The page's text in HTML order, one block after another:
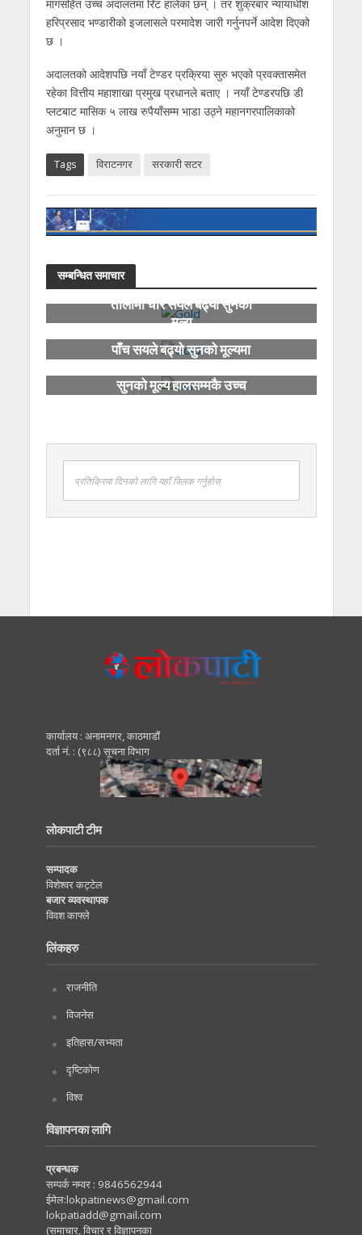
मागसहित उच्च अदालतमा रिट हालेका छन् । तर शुक्रबार न्यायाधीश
हरिप्रसाद भण्डारीको इजलासले परमादेश जारी गर्नुनपर्ने आदेश दिएको
छ ।
अदालतको आदेशपछि नयाँ टेण्डर प्रक्रिया सुरु भएको प्रवक्तासमेत
रहेका वित्तीय महाशाखा प्रमुख प्रधानले बताए । नयाँ टेण्डरपछि डी
प्लटबाट मासिक ५ लाख रुपैयाँसम्म भाडा उठ्ने महानगरपालिकाको
अनुमान छ ।
Tags विराटनगर सरकारी सटर
सम्बन्धित समाचार
तोलामा चार सयले बढ्यो सुनको
मूल्य
पाँच सयले बढ्यो सुनको मूल्यमा
सुनको मूल्य हालसम्मकै उच्च
प्रतिक्रिया दिनको लागि यहाँ क्लिक गर्नुहोस्
कार्यालय : अनामनगर, काठमाडाैं
दर्ता नं. : (९८८) सूचना विभाग
लोकपाटी टीम
सम्पादक
विशेश्वर कट्टेल
बजार व्यवस्थापक
विवश काफ्ले
लिंकहरु
राजनीति
विजनेस
इतिहास/सभ्यता
दृष्टिकोण
विश्व
विज्ञापनका लागि
प्रबन्धक
सम्पर्क नम्वर : 9846562944
ईमेल:lokpatinews@gmail.com
lokpatiadd@gmail.com
(समाचार, विचार र विज्ञापनका